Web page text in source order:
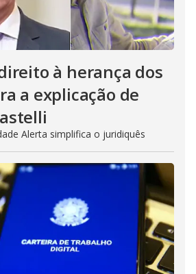
à herança dos
a explicação de
Alerta simplifica o juridiquês